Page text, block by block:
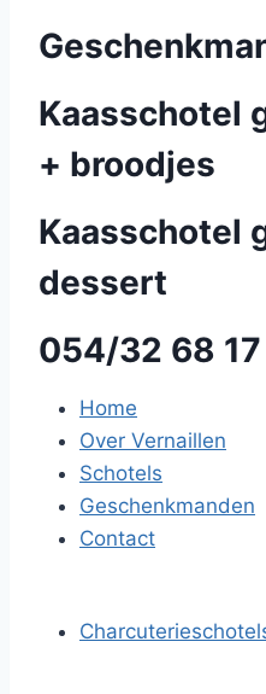
Kaasschotel
+ broodjes
Kaasschotel
dessert
054/32 68 17
Home
Over Vernaillen
Schotels
Geschenkmanden
Contact